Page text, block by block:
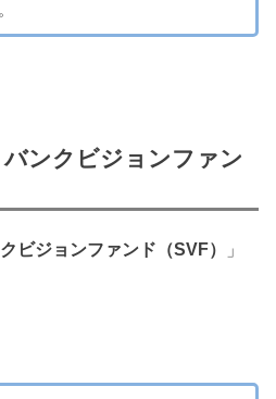
ンクビジョンファン
ビジョンファンド（SVF）
」